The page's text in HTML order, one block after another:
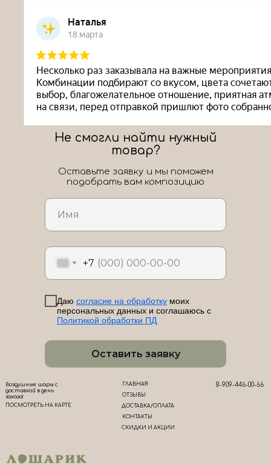
ЛоШАРик на карте Новороссийска — Яндекс Карты
+7
Даю согласие на обработку моих
персональных данных и соглашаюсь с
Политикой обработки ПД
Оставить заявку
Не смогли найти нужный
товар?
Оставьте заявку и мы поможем
подобрать вам композицию
ОТЗЫВЫ
ГЛАВНАЯ
ДОСТАВКА/ОПЛАТА
СКИДКИ И АКЦИИ
КОНТАКТЫ
8-909-446-00-66
Воздушные шары с
доставкой в день
заказа!
ПОСМОТРЕТЬ НА КАРТЕ